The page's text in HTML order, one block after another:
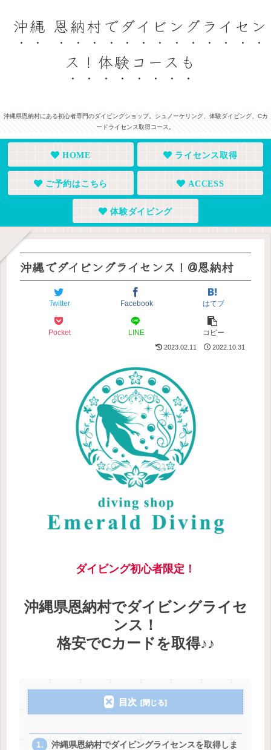
沖縄 恩納村でダイビングライセン
ス！体験コースも
沖縄県恩納村にある初心者専門のダイビングショップ。シュノーケリング、体験ダイビング、Cカ
ードライセンス取得コース。
HOME ライセンス取得
ご予約はこちら ACCESS
体験ダイビング
沖縄でダイビングライセンス！@恩納村
Twitter Facebook はてブ
Pocket LINE コピー
2023.02.11 2022.10.31
ダイビング初心者限定！
沖縄県恩納村でダイビングライセ
ンス！
格安でCカードを取得♪♪
目次
沖縄県恩納村でダイビングライセンスを取得しま